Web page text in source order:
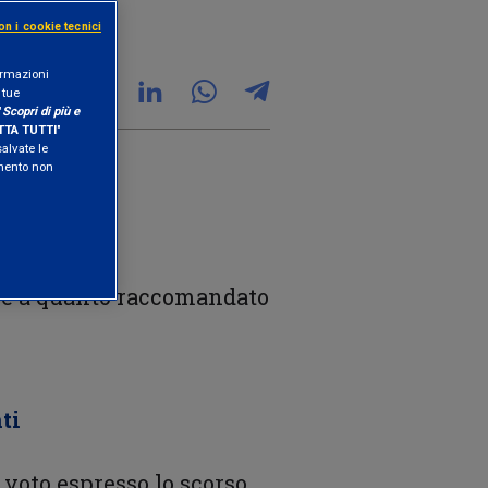
a quanto raccomandato
Scopri di più e
TUTTI"
le
non
i cookie tecnici